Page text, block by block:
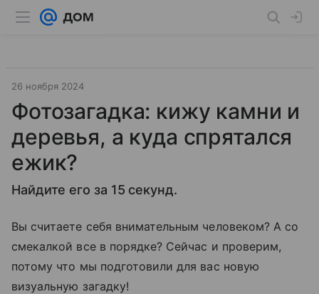
26 ноября 2024
Фотозагадка: ​кижу камни и
деревья, а куда спрятался
ежик?
Найдите его за 15 секунд.
Вы считаете себя внимательным человеком? А со
смекалкой все в порядке? Сейчас и проверим,
потому что мы подготовили для вас новую
визуальную загадку!